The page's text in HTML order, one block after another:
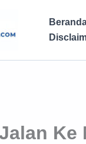
Ke